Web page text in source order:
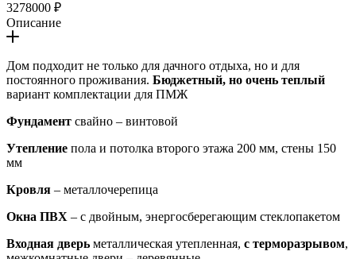
3278000 ₽
Описание
Дом подходит не только для дачного отдыха, но и для
постоянного проживания. Бюджетный, но очень теплый
вариант комплектации для ПМЖ
Фундамент свайно – винтовой
Утепление пола и потолка второго этажа 200 мм, стены 150
мм
Кровля – металлочерепица
Окна ПВХ – с двойным, энергосберегающим стеклопакетом
Входная дверь металлическая утепленная, с терморазрывом,